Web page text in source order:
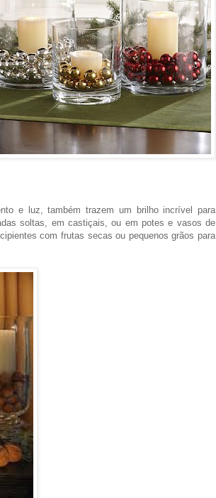
e luz, também trazem um brilho incrível para
soltas, em castiçais, ou em potes e vasos de
com frutas secas ou pequenos grãos para